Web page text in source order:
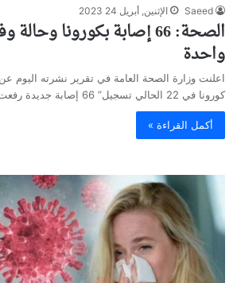
Saeed الإثنين, أبريل 24 2023
الصحة: 66 إصابة بكورونا وحالة
واحدة
اعلنت وزارة الصحة العامة في تقرير نشرته اليوم
كورونا في 22 الحالي تسجيل” 66 إصابة جديدة رفعت العدد…
أكمل القراءة »